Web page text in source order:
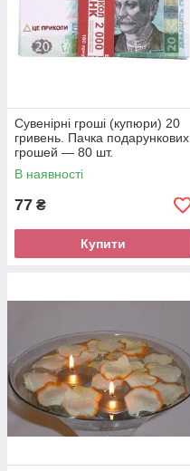
Сувенірні гроші (купюри) 20
гривень. Пачка подарункових
грошей — 80 шт.
В наявності
77 ₴
Купити